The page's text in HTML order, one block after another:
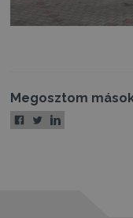
Megosztom